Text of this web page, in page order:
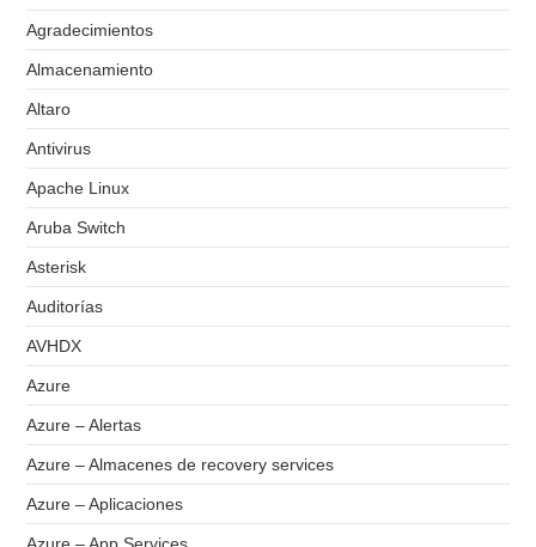
Agradecimientos
Almacenamiento
Altaro
Antivirus
Apache Linux
Aruba Switch
Asterisk
Auditorías
AVHDX
Azure
Azure – Alertas
Azure – Almacenes de recovery services
Azure – Aplicaciones